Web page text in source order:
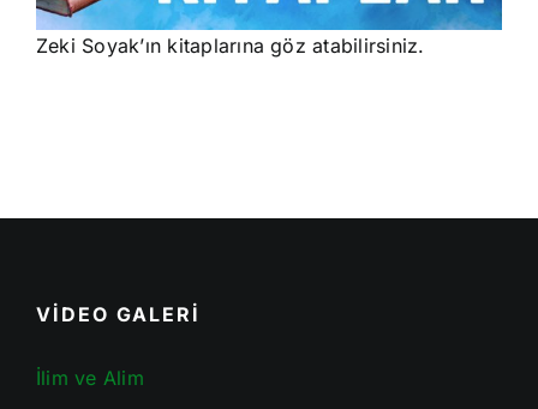
Zeki Soyak’ın kitaplarına göz atabilirsiniz.
VİDEO GALERİ
İlim ve Alim